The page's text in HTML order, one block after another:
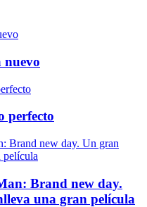
nuevo
perfecto
Brand new day.
una gran película